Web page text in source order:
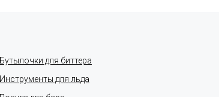
Бутылочки для биттера
Инструменты для льда